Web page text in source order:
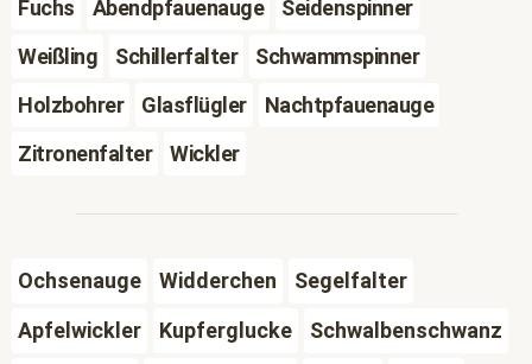
Fuchs
Abendpfauenauge
Seidenspinner
Weißling
Schillerfalter
Schwammspinner
Holzbohrer
Glasflügler
Nachtpfauenauge
Zitronenfalter
Wickler
Ochsenauge Widderchen
Segelfalter
Apfelwickler
Kupferglucke
Schwalbenschwanz